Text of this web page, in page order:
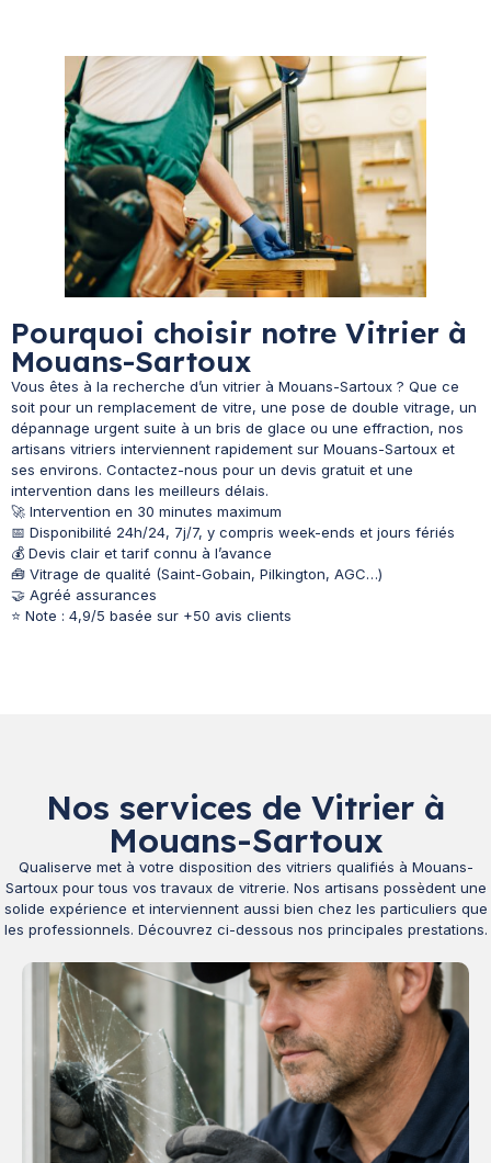
Pourquoi choisir notre Vitrier à
Mouans-Sartoux
Vous êtes à la recherche d’un vitrier à Mouans-Sartoux ? Que ce
soit pour un remplacement de vitre, une pose de double vitrage, un
dépannage urgent suite à un bris de glace ou une effraction, nos
artisans vitriers interviennent rapidement sur Mouans-Sartoux et
ses environs. Contactez-nous pour un devis gratuit et une
intervention dans les meilleurs délais.
🚀 Intervention en 30 minutes maximum
📅 Disponibilité 24h/24, 7j/7, y compris week-ends et jours fériés
💰 Devis clair et tarif connu à l’avance
🧰 Vitrage de qualité (Saint-Gobain, Pilkington, AGC…)
🤝 Agréé assurances
⭐ Note : 4,9/5 basée sur +50 avis clients
Nos services de Vitrier à
Mouans-Sartoux
Qualiserve met à votre disposition des vitriers qualifiés à Mouans-
Sartoux pour tous vos travaux de vitrerie. Nos artisans possèdent une
solide expérience et interviennent aussi bien chez les particuliers que
les professionnels. Découvrez ci-dessous nos principales prestations.